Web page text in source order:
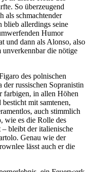
So überzeugend
als schmachtender
blieb allerdings seine
Humor
und dann als Alonso, also
die nötige
des polnischen
russischen Sopranistin
farbigen, in allen Höhen
mit samtenen,
auch stimmlich
wie es die Rolle des
bleibt der italienische
Genau wie der
lässt auch er die